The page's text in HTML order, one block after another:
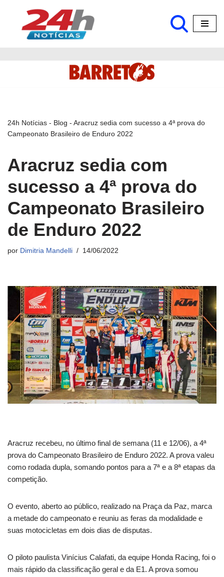
Pular
24h Notícias - Blog - Aracruz sedia com sucesso a 4ª prova do
Campeonato Brasileiro de Enduro 2022
Aracruz sedia com
sucesso a 4ª prova do
Campeonato Brasileiro
de Enduro 2022
por Dimitria Mandelli 14/06/2022
Aracruz recebeu, no último final de semana (11 e 12/06), a 4ª
prova do Campeonato Brasileiro de Enduro 2022. A prova valeu
como rodada dupla, somando pontos para a 7ª e a 8ª etapas da
competição.
O evento, aberto ao público, realizado na Praça da Paz, marca
a metade do campeonato e reuniu as feras da modalidade e
suas motocicletas em dois dias de disputas.
O piloto paulista Vinícius Calafati, da equipe Honda Racing, foi o
mais rápido da classificação geral e da E1. A prova somou